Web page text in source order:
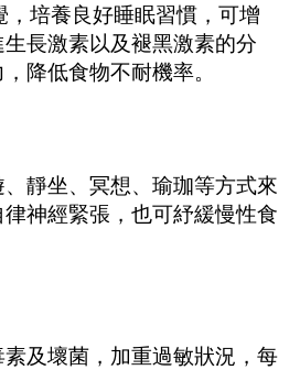
，培養良好睡眠習慣，可增
長激素以及褪黑激素的分
降低食物不耐機率。
靜坐、冥想、瑜珈等方式來
神經緊張，也可紓緩慢性食
及壞菌，加重過敏狀況，每